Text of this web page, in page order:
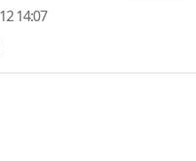
14:07